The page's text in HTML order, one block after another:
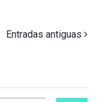
Entradas antiguas